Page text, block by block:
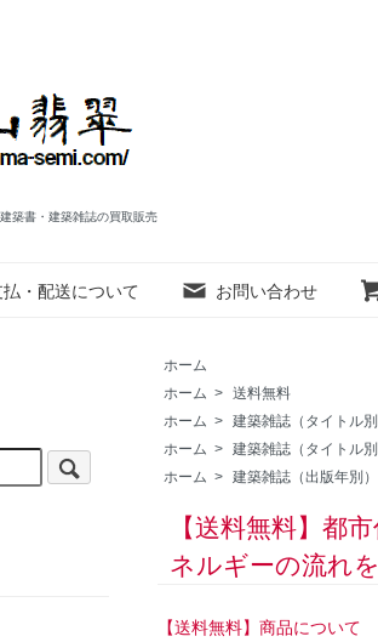
築書・建築雑誌の買取販売
払・配送について お問い合わせ
ホーム
ホーム > 送料無料
ホーム > 建築雑誌（タイトル別
ホーム > 建築雑誌（タイトル別
ホーム > 建築雑誌（出版年別）
【送料無料】都
ネルギーの流れ
【送料無料】商品について